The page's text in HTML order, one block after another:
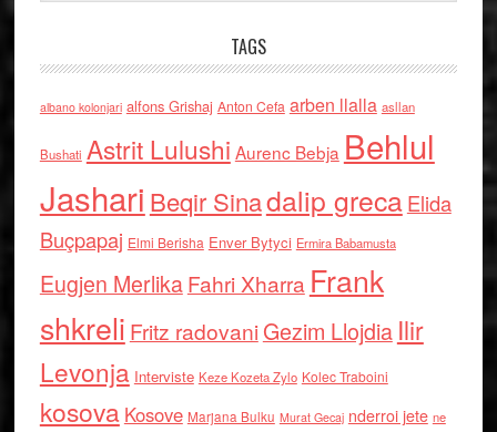
TAGS
albano kolonjari alfons Grishaj Anton Cefa arben llalla asllan
Bushati Astrit Lulushi Aurenc Bebja Behlul
Jashari Beqir Sinadalip grecaElida
Buçpapaj Elmi Berisha Enver Bytyci Ermira Babamusta
Eugjen MerlikaFahri Xharra Frank
shkreli Fritz radovaniGezim Llojdia Ilir
Levonja Interviste Keze Kozeta Zylo Kolec Traboini
kosova Kosove Marjana Bulku Murat Gecaj nderroi jete ne